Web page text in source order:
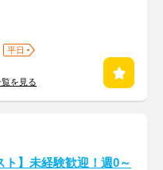
平日
を見る
ト】未経験歓迎！週0～